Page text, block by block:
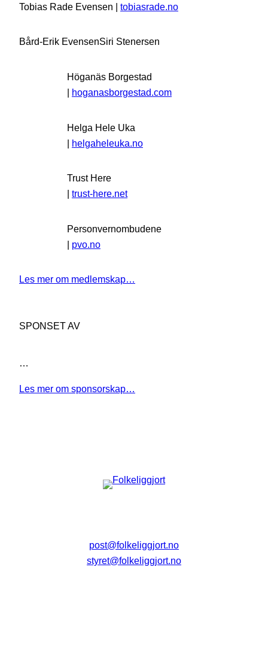
Tobias Rade Evensen | tobiasrade.no
Bård-Erik EvensenSiri Stenersen
Höganäs Borgestad
| hoganasborgestad.com
Helga Hele Uka
| helgaheleuka.no
Trust Here
| trust-here.net
Personvernombudene
| pvo.no
Les mer om medlemskap…
SPONSET AV
…
Les mer om sponsorskap…
post@folkeliggjort.no
styret@folkeliggjort.no